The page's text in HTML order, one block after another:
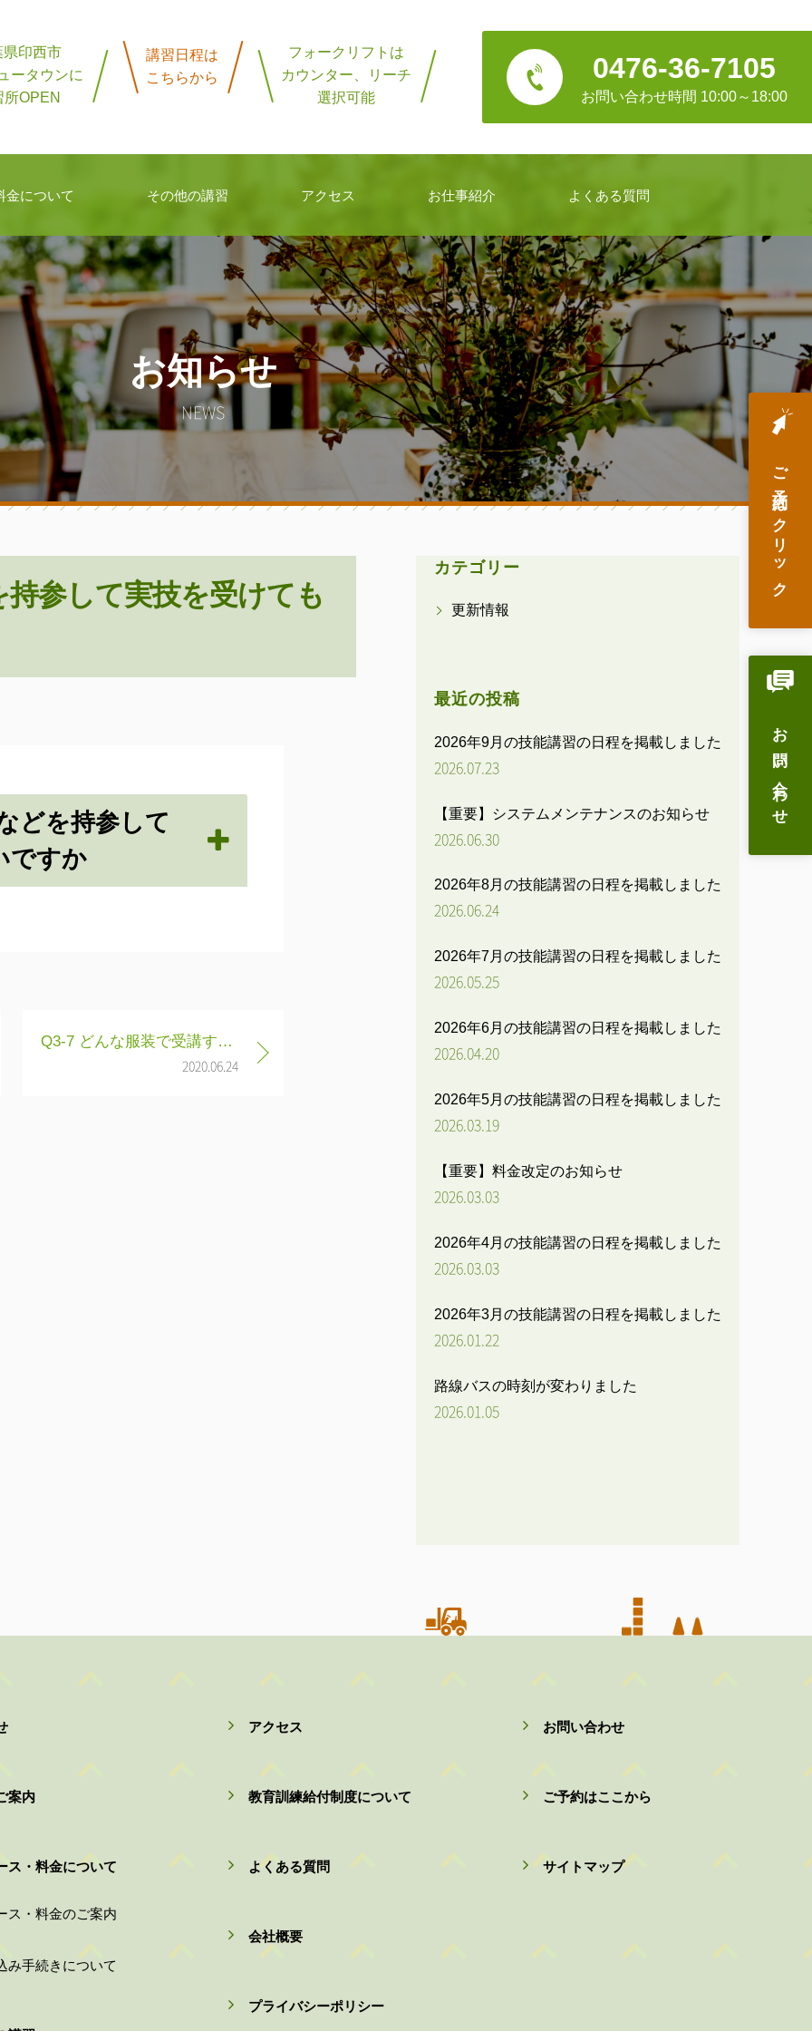
県印西市
ータウンに
所OPEN
講習日程は
こちらから
フォークリフトは
カウンター、リーチ
選択可能
0476-36-7105
お問い合わせ時間 10:00～18:00
金について その他の講習 アクセス お仕事紹介 よくある質問
お知らせ
NEWS
ご予約はクリック
お問い合わせ
参して実技を受けても
どを持参して
ですか
Q3-7 どんな服装で受講すればいいですか
2020.06.24
カテゴリー
更新情報
最近の投稿
2026年9月の技能講習の日程を掲載しました
2026.07.23
【重要】システムメンテナンスのお知らせ
2026.06.30
2026年8月の技能講習の日程を掲載しました
2026.06.24
2026年7月の技能講習の日程を掲載しました
2026.05.25
2026年6月の技能講習の日程を掲載しました
2026.04.20
2026年5月の技能講習の日程を掲載しました
2026.03.19
【重要】料金改定のお知らせ
2026.03.03
2026年4月の技能講習の日程を掲載しました
2026.03.03
2026年3月の技能講習の日程を掲載しました
2026.01.22
路線バスの時刻が変わりました
2026.01.05
案内
ス・料金について
ス・料金のご案内
み手続きについて
アクセス
教育訓練給付制度について
よくある質問
会社概要
プライバシーポリシー
お問い合わせ
ご予約はここから
サイトマップ